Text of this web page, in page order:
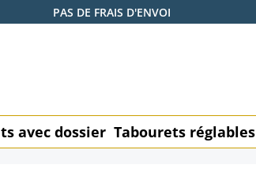
PAS DE FRAIS D'ENVOI
avec dossier Tabourets réglables